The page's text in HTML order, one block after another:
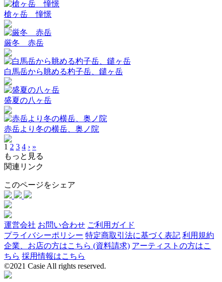
槍ヶ岳 憧憬
厳冬 赤岳
白馬岳から眺める杓子岳、鑓ヶ岳
盛夏の八ヶ岳
赤岳より冬の横岳、奥ノ院
1 2 3 4 › »
もっと見る
関連リンク
このページをシェア
運営会社 お問い合わせ ご利用ガイド
プライバシーポリシー 特定商取引法に基づく表記 利用規約
企業、お店の方はこちら (資料請求) アーティストの方はこ
ちら 採用情報はこちら
©2021 Casie All rights reserved.